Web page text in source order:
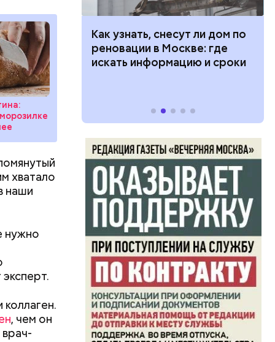
хватало
наши
нужно
, чем он
тысяч
при
кто может
нужны
Как узнать, снесут ли дом по
реновации в Москве: где
искать информацию и сроки